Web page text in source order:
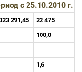
с 25.10.2010 г.
291,45 22 475
100,0
1,6